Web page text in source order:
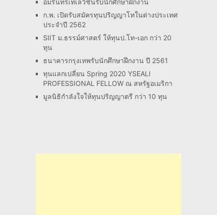
อมรินทร์เทเลวิชั่นรับนักศึกษาฝึกงาน
ก.พ. เปิดรับสมัครทุนปริญญาโทในต่างประเทศ
ประจำปี 2562
SIIT ม.ธรรม์ศาสตร์ ให้ทุนป.โท-เอก กว่า 20
ทุน
ธนาคารกรุงเทพรับนักศึกษาฝึกงาน ปี 2561
ทุนแลกเปลี่ยน Spring 2020 YSEALI
PROFESSIONAL FELLOW ณ สหรัฐอเมริกา
มูลนิธิกำลังใจให้ทุนปริญญาตรี กว่า 10 ทุน